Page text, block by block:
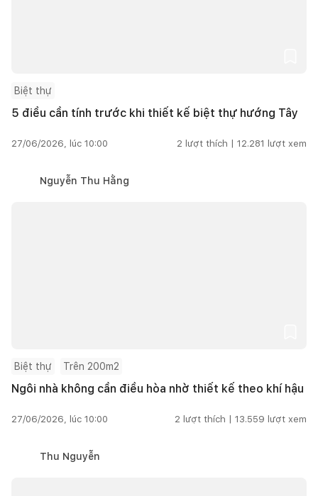
Biệt thự
5 điều cần tính trước khi thiết kế biệt thự hướng Tây
27/06/2026, lúc 10:00 2 lượt thích | 12.281 lượt xem
Nguyễn Thu Hằng
Biệt thự Trên 200m2
Ngôi nhà không cần điều hòa nhờ thiết kế theo khí hậu
27/06/2026, lúc 10:00 2 lượt thích | 13.559 lượt xem
Thu Nguyễn